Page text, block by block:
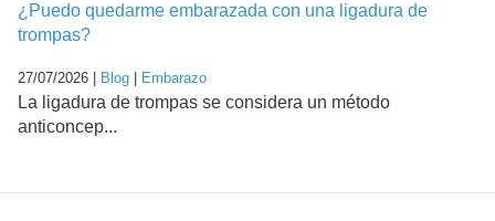
¿Puedo quedarme embarazada con una ligadura de
trompas?
27/07/2026 | Blog Embarazo
La ligadura de trompas se considera un método
anticoncep...